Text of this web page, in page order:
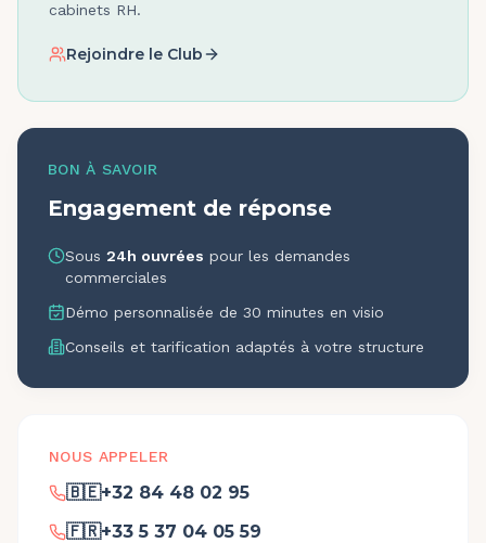
cabinets RH.
Rejoindre le Club
BON À SAVOIR
Engagement de réponse
Sous 24h ouvrées pour les demandes
commerciales
Démo personnalisée de 30 minutes en visio
Conseils et tarification adaptés à votre structure
NOUS APPELER
🇧🇪+32 84 48 02 95
🇫🇷+33 5 37 04 05 59